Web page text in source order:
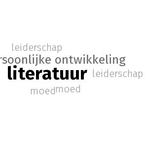
literatuur
ontwikkeling
moed
leiderschap
moed
leiderschap